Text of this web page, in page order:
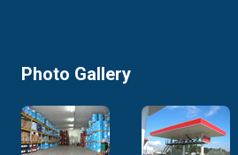
Photo Gallery